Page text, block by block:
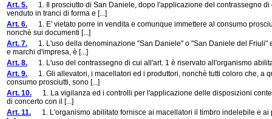
Art. 5. 1. Il prosciutto di San Daniele, dopo l'applicazione del contrassegno di
venduto in tranci di forma e [...]
Art. 6. 1. E' vietato porre in vendita e comunque immettere al consumo
nonchè sui documenti [...]
Art. 7. 1. L'uso della denominazione "San Daniele" o "San Daniele del Friuli"
e marchi d'impresa, è [...]
Art. 8. 1. L'uso del contrassegno di cui all'art. 1 è riservato all'organismo
Art. 9. 1. Gli allevatori, i macellatori ed i produttori, nonchè tutti coloro che, a
consumo prosciutti, sono [...]
Art. 10. 1. La vigilanza ed i controlli per l'applicazione delle disposizioni
di concerto con il [...]
Art. 11. 1. L'organismo abilitato fornisce ai macellatori il timbro indelebile e